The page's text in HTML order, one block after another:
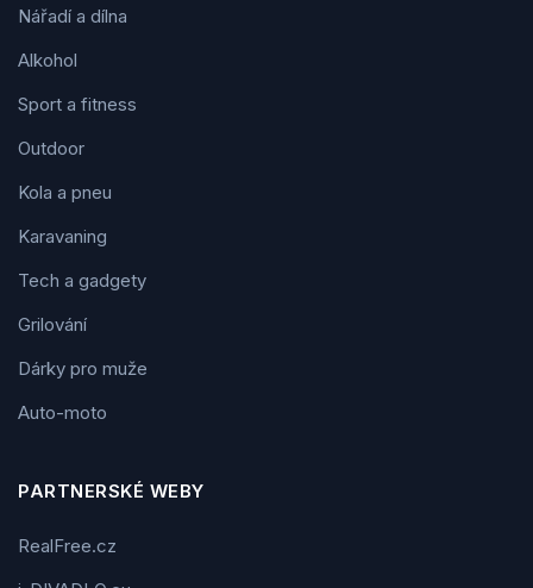
Nářadí a dílna
Alkohol
Sport a fitness
Outdoor
Kola a pneu
Karavaning
Tech a gadgety
Grilování
Dárky pro muže
Auto-moto
PARTNERSKÉ WEBY
RealFree.cz